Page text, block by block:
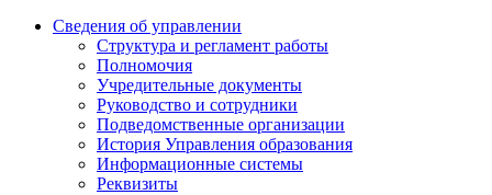
Сведения об управлении
Структура и регламент работы
Полномочия
Учредительные документы
Руководство и сотрудники
Подведомственные организации
История Управления образования
Информационные системы
Реквизиты